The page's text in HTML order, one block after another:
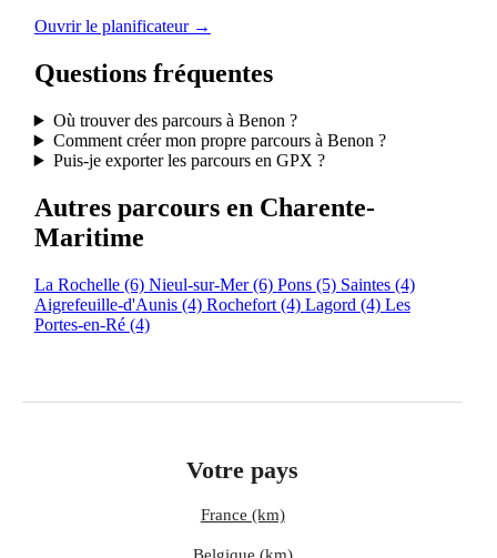
Ouvrir le planificateur →
Questions fréquentes
Où trouver des parcours à Benon ?
Comment créer mon propre parcours à Benon ?
Puis-je exporter les parcours en GPX ?
Autres parcours en Charente-
Maritime
La Rochelle (6) Nieul-sur-Mer(6) Pons (5) Saintes (4)
Aigrefeuille-d'Aunis (4) Rochefort (4) Lagord (4) Les
Portes-en-Ré (4)
Votre pays
France (km)
Belgique (km)